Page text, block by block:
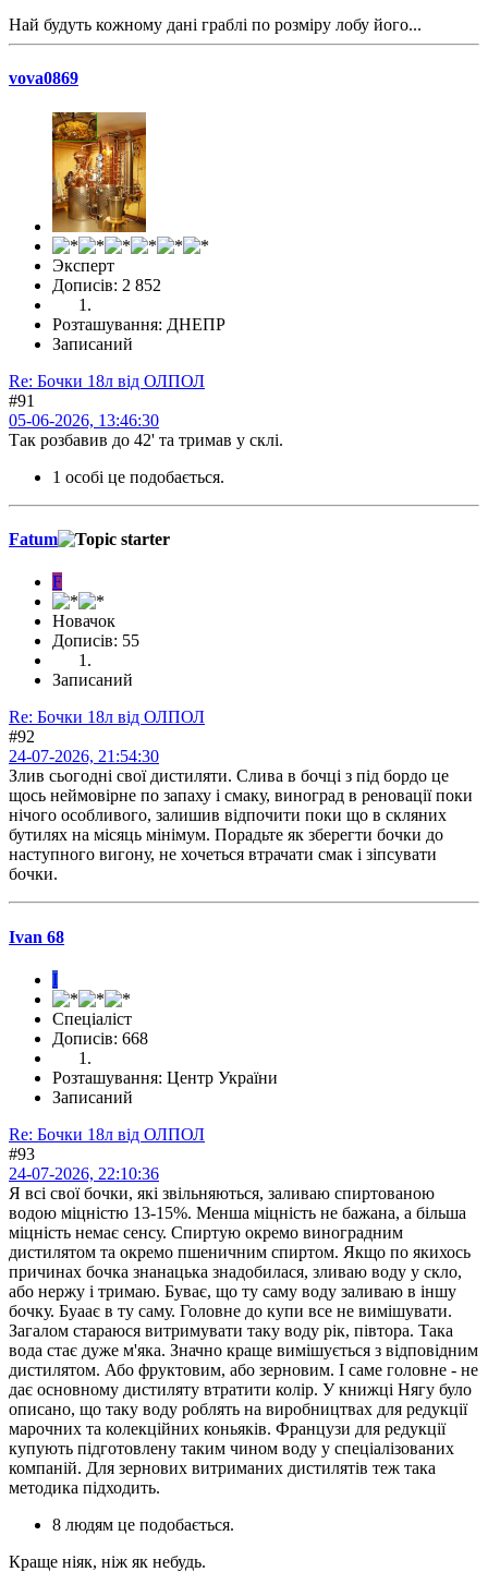
Най будуть кожному дані граблі по розміру лобу його...
vova0869
Эксперт
Дописів: 2 852
Розташування: ДНЕПР
Записаний
Re: Бочки 18л від ОЛПОЛ
#91
05-06-2026, 13:46:30
Так розбавив до 42' та тримав у склi.
1 особі це подобається.
Fatum
F
Новачок
Дописів: 55
Записаний
Re: Бочки 18л від ОЛПОЛ
#92
24-07-2026, 21:54:30
Злив сьогодні свої дистиляти. Слива в бочці з під бордо це
щось неймовірне по запаху і смаку, виноград в реновації поки
нічого особливого, залишив відпочити поки що в скляних
бутилях на місяць мінімум. Порадьте як зберегти бочки до
наступного вигону, не хочеться втрачати смак і зіпсувати
бочки.
Ivan 68
I
Спеціаліст
Дописів: 668
Розташування: Центр України
Записаний
Re: Бочки 18л від ОЛПОЛ
#93
24-07-2026, 22:10:36
Я всі свої бочки, які звільняються, заливаю спиртованою
водою міцністю 13-15%. Менша міцність не бажана, а більша
міцність немає сенсу. Спиртую окремо виноградним
дистилятом та окремо пшеничним спиртом. Якщо по якихось
причинах бочка знанацька знадобилася, зливаю воду у скло,
або нержу і тримаю. Буває, що ту саму воду заливаю в іншу
бочку. Буаає в ту саму. Головне до купи все не вимішувати.
Загалом стараюся витримувати таку воду рік, півтора. Така
вода стає дуже м'яка. Значно краще вимішується з відповідним
дистилятом. Або фруктовим, або зерновим. І саме головне - не
дає основному дистиляту втратити колір. У книжці Нягу було
описано, що таку воду роблять на виробництвах для редукції
марочних та колекційних коньяків. Французи для редукції
купують підготовлену таким чином воду у спеціалізованих
компаній. Для зернових витриманих дистилятів теж така
методика підходить.
8 людям це подобається.
Краще ніяк, ніж як небудь.